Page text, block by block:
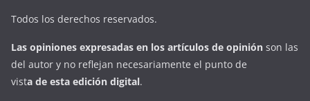
Todos los derechos reservados.
Las opiniones expresadas en los artículos de opinión son las
del autor y no reflejan necesariamente el punto de
vista de esta edición digital.